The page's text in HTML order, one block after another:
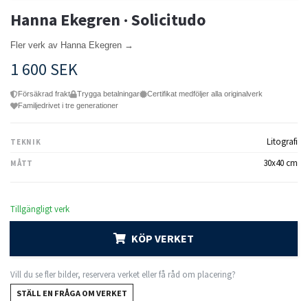
Hanna Ekegren · Solicitudo
Fler verk av Hanna Ekegren →
1 600 SEK
Försäkrad frakt Trygga betalningar
Certifikat medföljer alla originalverk
Familjedrivet i tre generationer
TEKNIK Litografi
MÅTT 30x40 cm
Tillgängligt verk
KÖP VERKET
Vill du se fler bilder, reservera verket eller få råd om placering?
STÄLL EN FRÅGA OM VERKET